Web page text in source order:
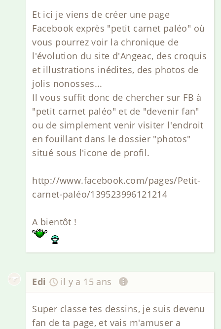
Et ici je viens de créer une page
Facebook exprès "petit carnet paléo" où
vous pourrez voir la chronique de
l'évolution du site d'Angeac, des croquis
et illustrations inédites, des photos de
jolis nonosses...
Il vous suffit donc de chercher sur FB à
"petit carnet paléo" et de "devenir fan"
ou de simplement venir visiter l'endroit
en fouillant dans le dossier "photos"
situé sous l'icone de profil.
http://www.facebook.com/pages/Petit-
carnet-paléo/139523996121214
A bientôt !
Edi il y a 15 ans
Super classe tes dessins, je suis devenu
fan de ta page, et vais m'amuser a